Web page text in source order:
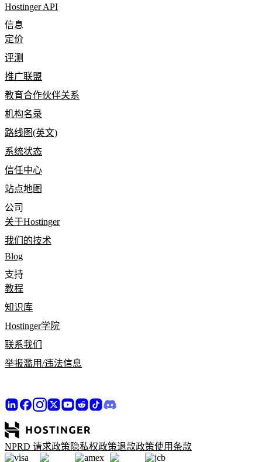
Hostinger API
信息
定价
评测
推广联盟
教育合作伙伴关系
机构名录
路线图(英文)
系统状态
信任中心
站点地图
公司
关于Hostinger
我们的技术
Blog
支持
教程
知识库
Hostinger学院
联系我们
举报滥用/违法信息
NPRD 请求政策 隐私权政策退款政策使用条款